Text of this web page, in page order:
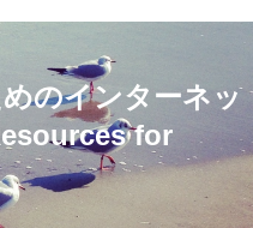
のインターネッ
for